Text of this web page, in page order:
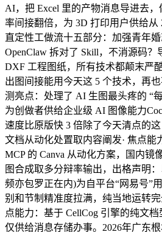
AI，把 Excel 里的产物消息导进去
率间接翻倍，为 3D 打印用户供给从
直定性工做流十五部分：加强青年
OpenClaw 拆对了 Skill，不消源码
DXF 工程图纸，所有技术都颠末严
出图间接能用今天这 5 个技术，再
测亮点：处理了 AI 生图最头疼的 “
为创做者供给企业级 AI 图像能力
速度比原版快 3 倍除了今天清点的
文档从动化处置取内容阐发· 焦点能
MCP 的 Canva 从动化方案，国内镜
图合成取多分辩率输出，出格声明
频亦包罗正在内)为自平台“网易号”
别和节制精准度拉满，纯当地运转
点能力：基于 CellCog 引擎的纯文
仅供给消息存储办事。2026年广东